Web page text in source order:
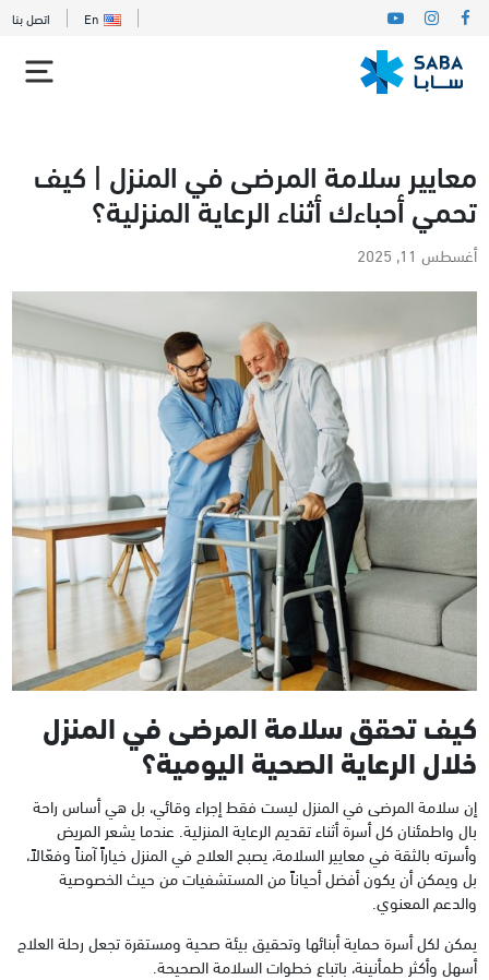
En اتصل بنا
معايير سلامة المرضى في المنزل | كيف
تحمي أحباءك أثناء الرعاية المنزلية؟
أغسطس 11, 2025
كيف تحقق سلامة المرضى في المنزل
خلال الرعاية الصحية اليومية؟
إن سلامة المرضى في المنزل ليست فقط إجراء وقائي، بل هي أساس راحة
بال واطمئنان كل أسرة أثناء تقديم الرعاية المنزلية. عندما يشعر المريض
وأسرته بالثقة في معايير السلامة، يصبح العلاج في المنزل خياراً آمناً وفعّالاً،
بل ويمكن أن يكون أفضل أحياناً من المستشفيات من حيث الخصوصية
والدعم المعنوي.
يمكن لكل أسرة حماية أبنائها وتحقيق بيئة صحية ومستقرة تجعل رحلة العلاج
أسهل وأكثر طمأنينة، باتباع خطوات السلامة الصحيحة.